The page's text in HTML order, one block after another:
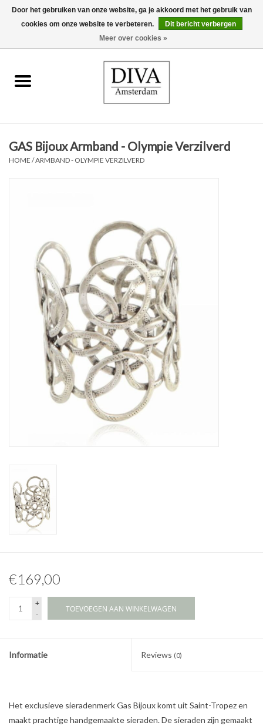
0 Artikelen - €0,00
Oorbellen
Ringen
Accessoires
Cadeaubon
Over DIVA
GAS Bijoux Armband - Olympie Verzilverd
HOME /ARMBAND - OLYMPIE VERZILVERD
€169,00
+
-
TOEVOEGEN AAN WINKELWAGEN
Informatie Reviews (0)
Het exclusieve sieradenmerk Gas Bijoux komt uit Saint-Tropez en
maakt prachtige handgemaakte sieraden. De sieraden zijn gemaakt
Door het gebruiken van onze website, ga je akkoord met het gebruik van
cookies om onze website te verbeteren.
Dit bericht verbergen
Meer over cookies »